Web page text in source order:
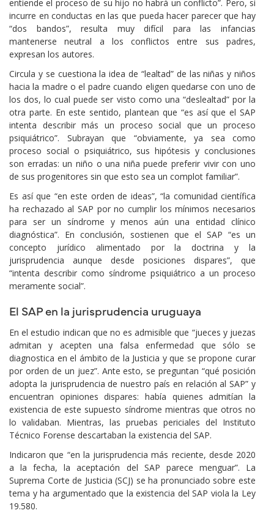
entiende el proceso de su hijo no habrá un conflicto”. Pero, si
incurre en conductas en las que pueda hacer parecer que hay
“dos bandos”, resulta muy difícil para las infancias
mantenerse neutral a los conflictos entre sus padres,
expresan los autores.
Circula y se cuestiona la idea de “lealtad” de las niñas y niños
hacia la madre o el padre cuando eligen quedarse con uno de
los dos, lo cual puede ser visto como una “deslealtad” por la
otra parte. En este sentido, plantean que “es así que el SAP
intenta describir más un proceso social que un proceso
psiquiátrico”. Subrayan que “obviamente, ya sea como
proceso social o psiquiátrico, sus hipótesis y conclusiones
son erradas: un niño o una niña puede preferir vivir con uno
de sus progenitores sin que esto sea un complot familiar”.
Es así que “en este orden de ideas”, “la comunidad científica
ha rechazado al SAP por no cumplir los mínimos necesarios
para ser un síndrome y menos aún una entidad clínico
diagnóstica”. En conclusión, sostienen que el SAP “es un
concepto jurídico alimentado por la doctrina y la
jurisprudencia aunque desde posiciones dispares”, que
“intenta describir como síndrome psiquiátrico a un proceso
meramente social”.
El SAP en la jurisprudencia uruguaya
En el estudio indican que no es admisible que “jueces y juezas
admitan y acepten una falsa enfermedad que sólo se
diagnostica en el ámbito de la Justicia y que se propone curar
por orden de un juez”. Ante esto, se preguntan “qué posición
adopta la jurisprudencia de nuestro país en relación al SAP” y
encuentran opiniones dispares: había quienes admitían la
existencia de este supuesto síndrome mientras que otros no
lo validaban. Mientras, las pruebas periciales del Instituto
Técnico Forense descartaban la existencia del SAP.
Indicaron que “en la jurisprudencia más reciente, desde 2020
a la fecha, la aceptación del SAP parece menguar”. La
Suprema Corte de Justicia (SCJ) se ha pronunciado sobre este
tema y ha argumentado que la existencia del SAP viola la Ley
19.580.